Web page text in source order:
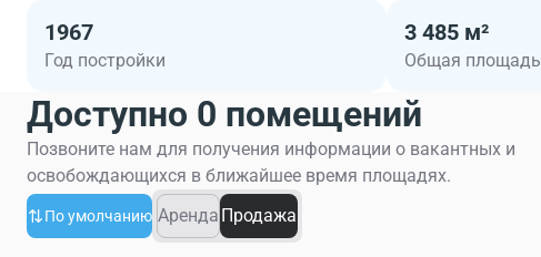
1967
Год постройки
3 485 м²
Общая площадь
Доступно 0 помещений
Позвоните нам для получения информации о вакантных и
освобождающихся в ближайшее время площадях.
По умолчанию Аренда Продажа